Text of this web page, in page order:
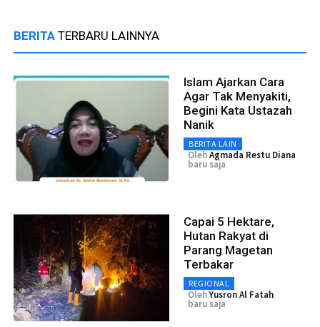
BERITA TERBARU LAINNYA
Islam Ajarkan Cara
Agar Tak Menyakiti,
Begini Kata Ustazah
Nanik
BERITA LAIN
OlehAgmada Restu Diana
baru saja
Capai 5 Hektare,
Hutan Rakyat di
Parang Magetan
Terbakar
REGIONAL
OlehYusron Al Fatah
baru saja